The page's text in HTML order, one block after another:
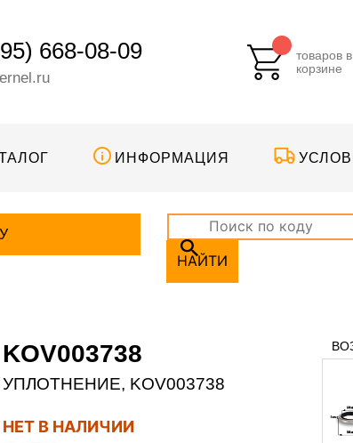
668-08-09
товаров в
корзине
ИНФОРМАЦИЯ
НАЙТИ
KOV003738
УПЛОТНЕНИЕ, KOV003738
НЕТ В НАЛИЧИИ